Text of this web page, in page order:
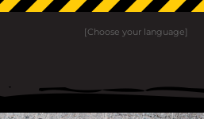
[Choose your language]